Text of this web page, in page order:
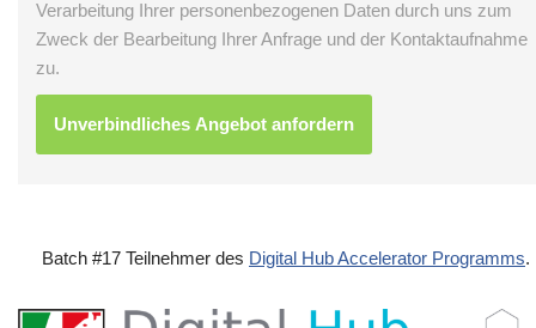
Verarbeitung Ihrer personenbezogenen Daten durch uns zum
Zweck der Bearbeitung Ihrer Anfrage und der Kontaktaufnahme
zu.
Batch #17 Teilnehmer des Digital Hub Accelerator Programms.